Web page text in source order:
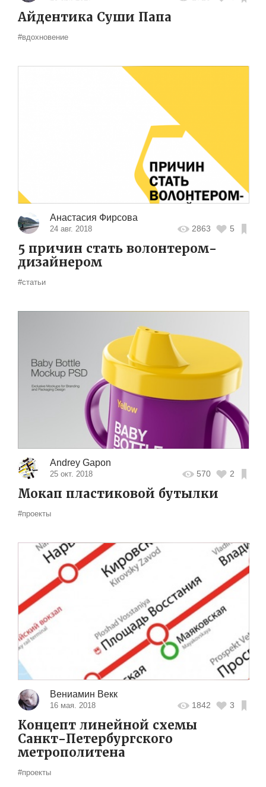
Айдентика Суши Папа
#вдохновение
Анастасия Фирсова
24 авг. 2018 2863 5
5 причин стать волонтером-
дизайнером
#статьи
Andrey Gapon
25 окт. 2018 570 2
Мокап пластиковой бутылки
#проекты
Вениамин Векк
16 мая. 2018 1842 3
Концепт линейной схемы
Санкт-Петербургского
метрополитена
#проекты